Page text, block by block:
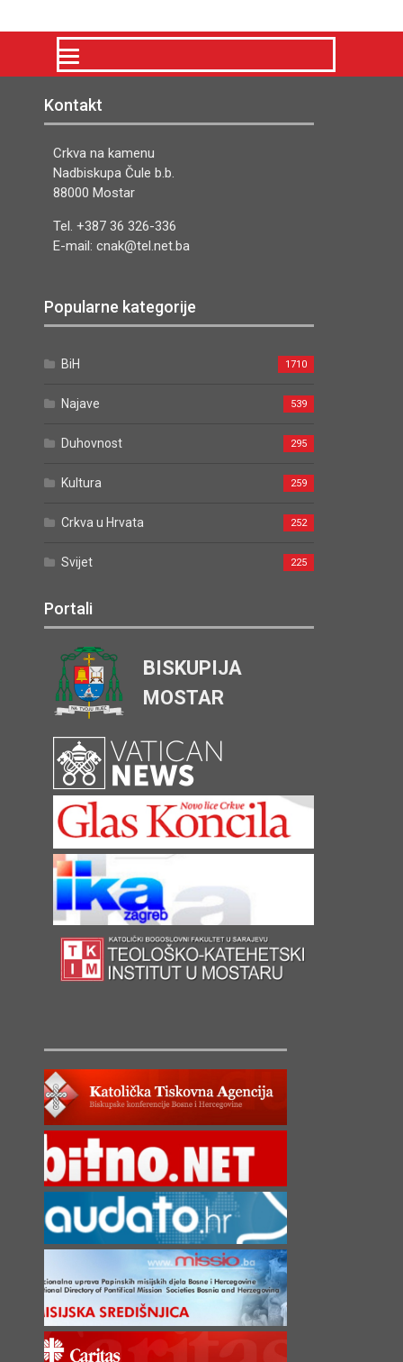
Kontakt
Crkva na kamenu
Nadbiskupa Čule b.b.
88000 Mostar
Tel. +387 36 326-336
E-mail: cnak@tel.net.ba
Popularne kategorije
BiH 1710
Najave 539
Duhovnost 295
Kultura 259
Crkva u Hrvata 252
Svijet 225
Portali
BISKUPIJA
MOSTAR